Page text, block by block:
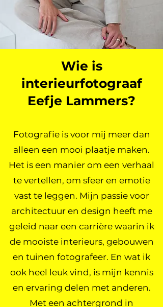
Wie is
interieurfotograaf
Eefje Lammers?
Fotografie is voor mij meer dan
alleen een mooi plaatje maken.
Het is een manier om een verhaal
te vertellen, om sfeer en emotie
vast te leggen. Mijn passie voor
architectuur en design heeft me
geleid naar een carrière waarin ik
de mooiste interieurs, gebouwen
en tuinen fotografeer. En wat ik
ook heel leuk vind, is mijn kennis
en ervaring delen met anderen.
Met een achtergrond in